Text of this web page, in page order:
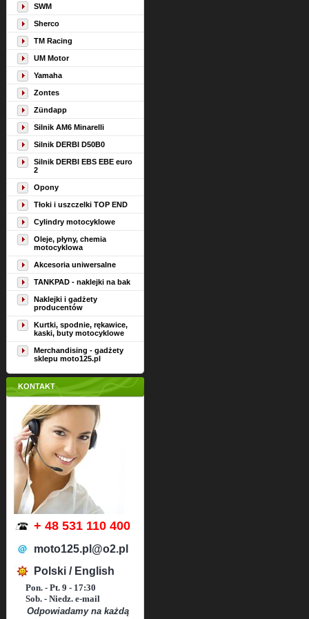
SWM
Sherco
TM Racing
UM Motor
Yamaha
Zontes
Zündapp
Silnik AM6 Minarelli
Silnik DERBI D50B0
Silnik DERBI EBS EBE euro
2
Opony
Tłoki i uszczelki TOP END
Cylindry motocyklowe
Oleje, płyny, chemia
motocyklowa
Akcesoria uniwersalne
TANKPAD - naklejki na bak
Naklejki i gadżety
producentów
Kurtki, spodnie, rękawice,
kaski, buty motocyklowe
Merchandising - gadżety
sklepu moto125.pl
KONTAKT
+ 48 531 110 400
moto125.pl@o2.pl
Polski / English
Pon. - Pt. 9 - 17:30
Sob. - Niedz. e-mail
Odpowiadamy na każdą